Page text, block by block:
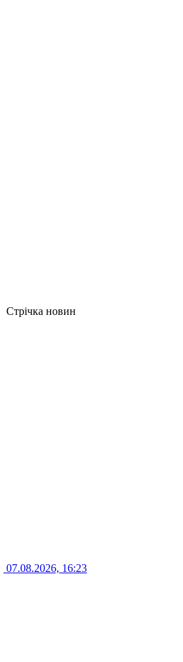
Стрічка новин
07.08.2026, 16:23